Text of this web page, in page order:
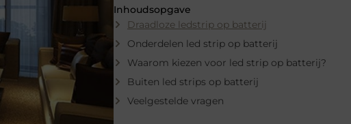
Inhoudsopgave
Draadloze ledstrip op batterij
Onderdelen led strip op batterij
Waarom kiezen voor led strip op batterij?
Buiten led strips op batterij
Veelgestelde vragen